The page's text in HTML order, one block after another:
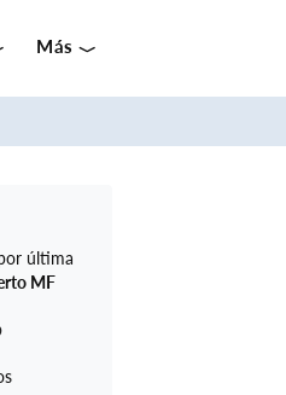
Más
S
última
MF